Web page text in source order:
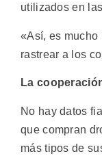
utilizados en
«Así, es
rastrear a los
La
No hay datos
que compran
más tipos de